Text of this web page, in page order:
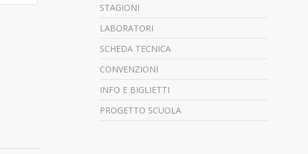
STAGIONI
LABORATORI
SCHEDA TECNICA
CONVENZIONI
INFO E BIGLIETTI
PROGETTO SCUOLA